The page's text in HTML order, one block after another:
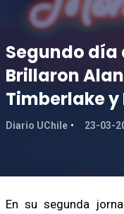
Segundo día
Brillaron
Timberlake y
Diario UChile 23-03-
En su segunda